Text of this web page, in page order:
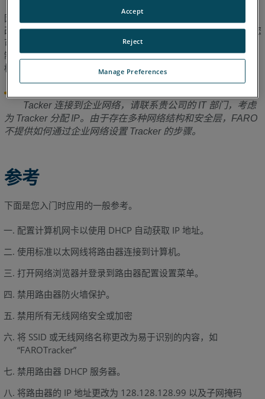
因为跟踪器使用静态 IP 地址并且不能使用 DHCP ，所以您必须更
改路由器配置以使其作为跟踪器和测量用计算机之间的无线桥。您
可使用浏览器访问 路由器配置菜单以进行这些更改。这些菜单按
制造商 和路由器型号而有所不同。详情请参考 特定路由器的文
档。
Tacker 连接到企业网络，请联系贵公司的 IT 部门，考虑
为 Tracker 分配 IP。由于存在多种网络结构和安全层，FARO
不提供如何通过企业网络设置 Tracker 的步骤。
参考
下面是您入门时应用的一般参考。
配置计算机网卡以使用 DHCP 自动获取 IP 地址。
使用标准以太网线将路由器连接到计算机。
打开网络浏览器并登录到路由器配置设置菜单。
禁用路由器防火墙保护。
禁用所有无线网络安全或加密
将 SSID 或无线网络名称更改为易于识别的内容，如
“FAROTracker”
禁用路由器 DHCP 服务器。
将路由器的 IP 地址更改为 128.128.128.99 以及子网掩码
Manage Preferences
Reject
Accept